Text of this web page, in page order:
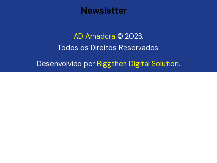
Newsletter
AD Amadora © 2026.
Todos os Direitos Reservados.
Desenvolvido por Biggthen Digital Solution.